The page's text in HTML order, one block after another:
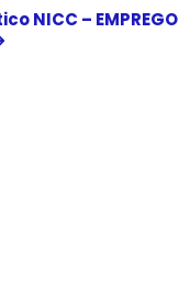
NICC – EMPREGO